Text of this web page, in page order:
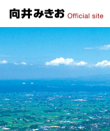
HOME
プロフィール
政策
活動報告